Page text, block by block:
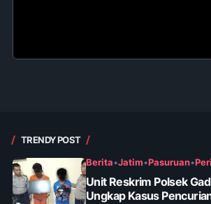
TRENDY POST
Berita•Jatim•Pasuruan•
Unit Reskrim Polsek
Ungkap Kasus